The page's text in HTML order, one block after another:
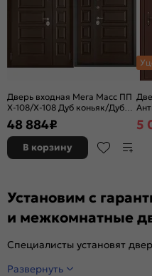
Дверь входная Мега Масс ПП
X-108/X-108 Дуб коньяк/Дуб
коньяк, 2 замка, с ночной
задвижкой
48 884₽
В корзину
5
Установим с
и межкомнатные
Специалисты установят
Развернуть